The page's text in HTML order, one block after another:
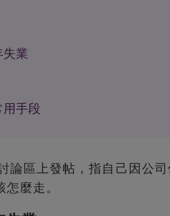
失業
手段
論區上發帖，指自己因公
麼走。